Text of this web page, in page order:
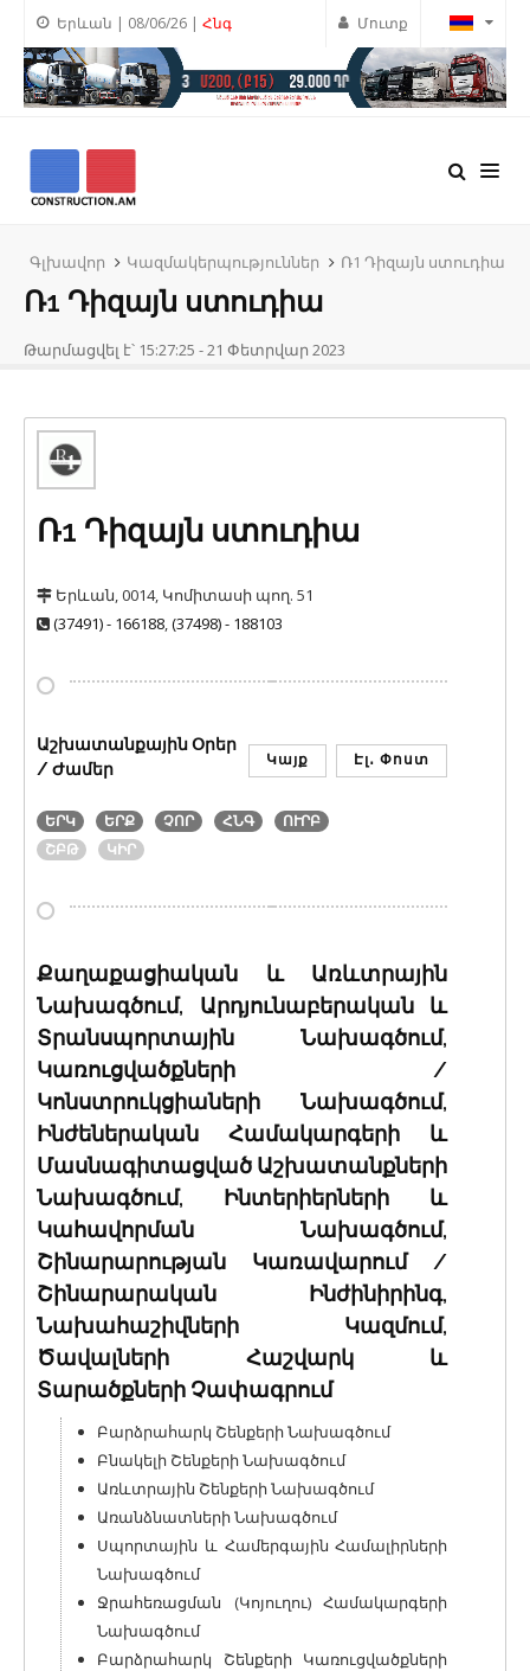
Մուտք
Երևան | 08/06/26 | Հնգ
Գլխավոր Կազմակերպություններ Ռ1 Դիզայն ստուդիա
Ռ1 Դիզայն ստուդիա
Թարմացվել է՝ 15:27:25 - 21 Փետրվար 2023
Ռ1 Դիզայն ստուդիա
Երևան, 0014, Կոմիտասի պող. 51
(37491) - 166188 (37498) - 188103
Էլ․ Փոստ
Կայք
Աշխատանքային Օրեր
/ Ժամեր
ԵՐԿ ԵՐՔ ՉՈՐ ՀՆԳ
ՈՒՐԲ
ՇԲԹ
ԿԻՐ
Քաղաքացիական և Առևտրային
Նախագծում, Արդյունաբերական և
Տրանսպորտային Նախագծում,
Կառուցվածքների /
Կոնստրուկցիաների Նախագծում,
Ինժեներական Համակարգերի և
Մասնագիտացված Աշխատանքների
Նախագծում, Ինտերիերների և
Կահավորման Նախագծում,
Շինարարության Կառավարում /
Շինարարական Ինժինիրինգ,
Նախահաշիվների Կազմում,
Ծավալների Հաշվարկ և
Տարածքների Չափագրում
Բարձրահարկ Շենքերի Նախագծում
Բնակելի Շենքերի Նախագծում
Առևտրային Շենքերի Նախագծում
Առանձնատների Նախագծում
Սպորտային և Համերգային Համալիրների
Նախագծում
Ջրահեռացման (Կոյուղու) Համակարգերի
Նախագծում
Բարձրահարկ Շենքերի Կառուցվածքների